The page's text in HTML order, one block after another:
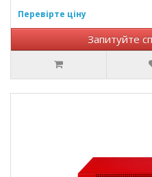
Перевірте ціну
Запитуйте